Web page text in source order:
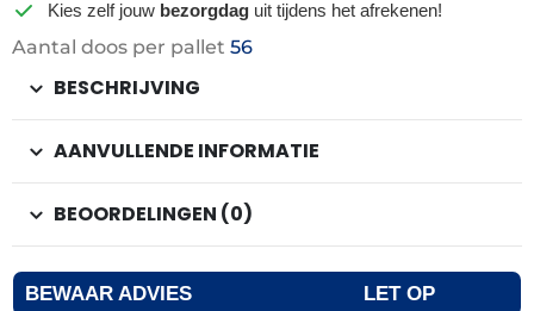
Kies zelf jouw bezorgdag uit tijdens het afrekenen!
Aantal doos per pallet 56
BESCHRIJVING
AANVULLENDE INFORMATIE
BEOORDELINGEN (0)
BEWAAR ADVIES LET OP